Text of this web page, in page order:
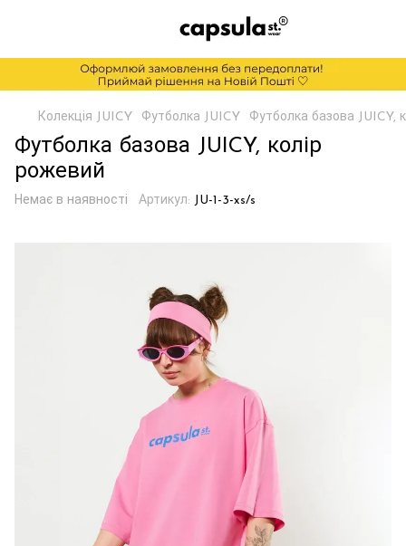
Колекція JUICY Футболка JUICY Футболка базова JUICY,
Футболка базова JUICY, колір
рожевий
Немає в наявності Артикул: JU-1-3-xs/s